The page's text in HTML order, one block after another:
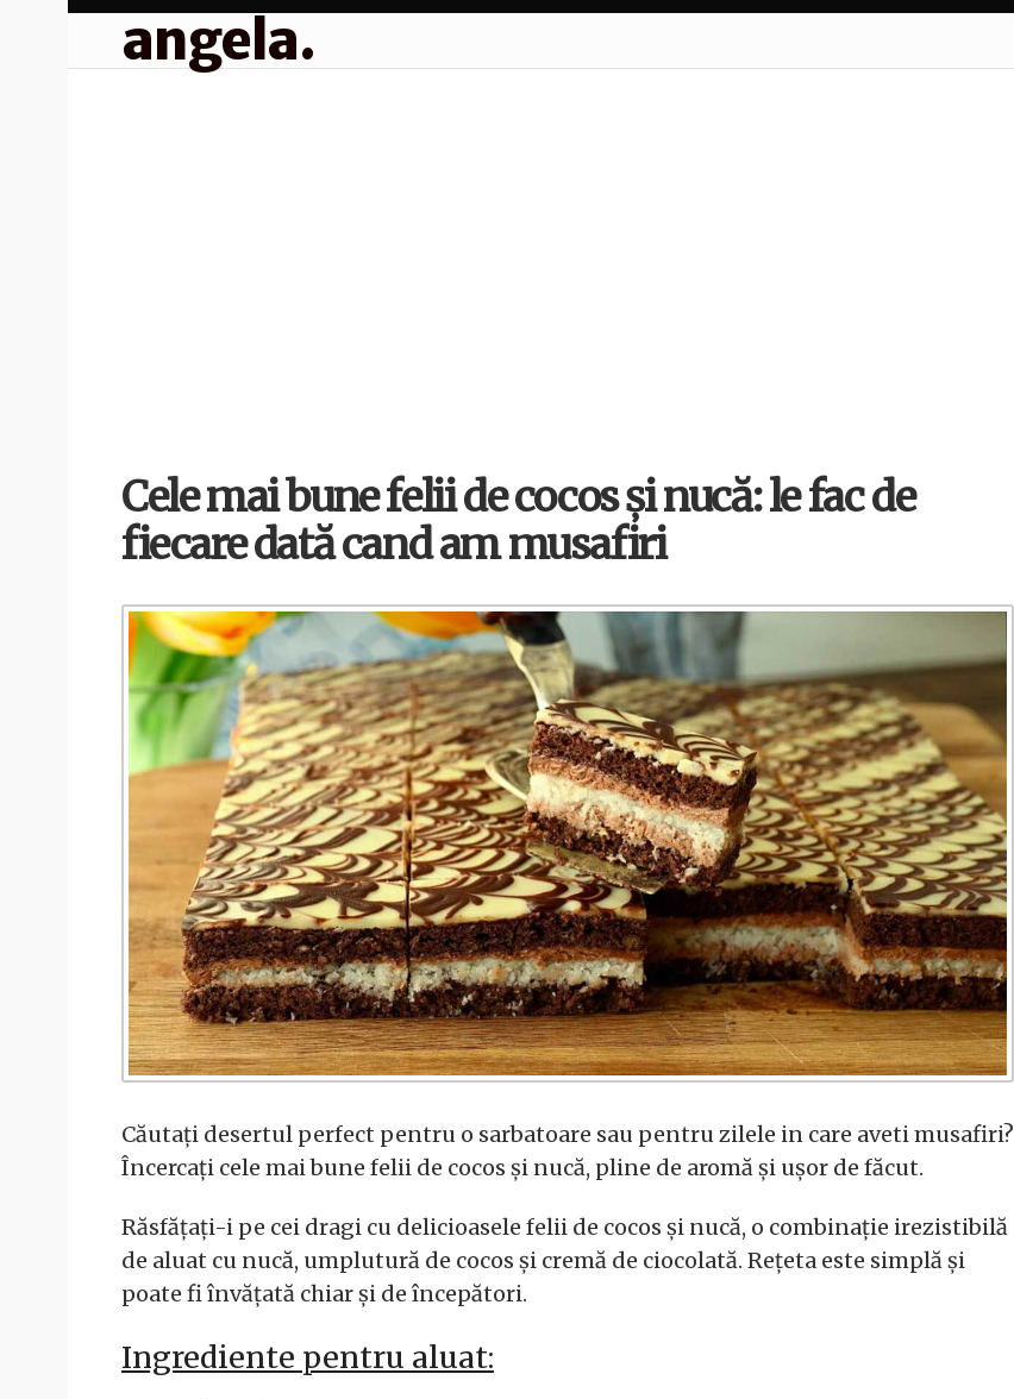
angela.
Cele mai bune felii de cocos și nucă: le fac de
fiecare dată cand am musafiri
Căutați desertul perfect pentru o sarbatoare sau pentru zilele in care aveti musafiri?
Încercați cele mai bune felii de cocos și nucă, pline de aromă și ușor de făcut.
Răsfățați-i pe cei dragi cu delicioasele felii de cocos și nucă, o combinație irezistibilă
de aluat cu nucă, umplutură de cocos și cremă de ciocolată. Rețeta este simplă și
poate fi învățată chiar și de începători.
Ingrediente pentru aluat: